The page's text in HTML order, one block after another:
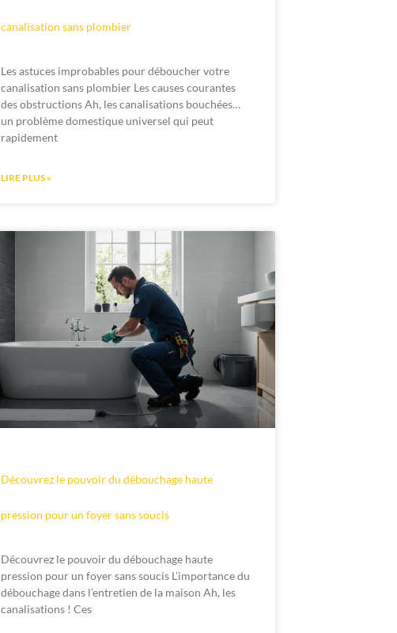
canalisation sans plombier
Les astuces improbables pour déboucher votre
canalisation sans plombier Les causes courantes
des obstructions Ah, les canalisations bouchées…
un problème domestique universel qui peut
rapidement
LIRE PLUS »
Découvrez le pouvoir du débouchage haute
pression pour un foyer sans soucis
Découvrez le pouvoir du débouchage haute
pression pour un foyer sans soucis L’importance du
débouchage dans l’entretien de la maison Ah, les
canalisations ! Ces